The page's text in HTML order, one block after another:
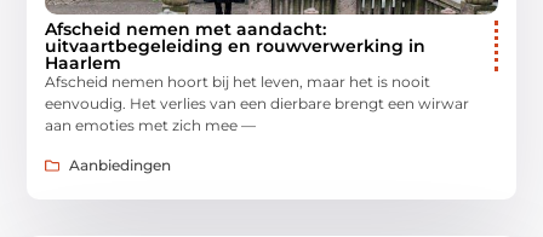
Afscheid nemen met aandacht:
uitvaartbegeleiding en rouwverwerking in
Haarlem
Afscheid nemen hoort bij het leven, maar het is nooit
eenvoudig. Het verlies van een dierbare brengt een wirwar
aan emoties met zich mee —
Aanbiedingen